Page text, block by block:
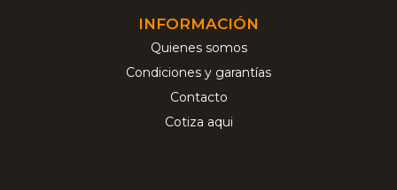
INFORMACIÓN
Quienes somos
Condiciones y garantías
Contacto
Cotiza aqui